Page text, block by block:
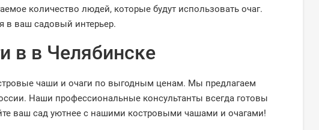
количество людей, которые будут использовать очаг.
в ваш садовый интерьер.
в в Челябинске
чаши и очаги по выгодным ценам. Мы предлагаем
Наши профессиональные консультанты всегда готовы
ваш сад уютнее с нашими костровыми чашами и очагами!